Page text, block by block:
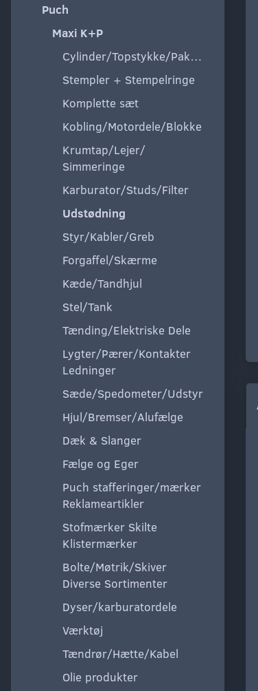
Puch
Maxi K+P
Cylinder/Topstykke/Pakning
Stempler + Stempelringe
Komplette sæt
Kobling/Motordele/Blokke
Krumtap/Lejer/
Simmeringe
Karburator/Studs/Filter
Udstødning
Styr/Kabler/Greb
Forgaffel/Skærme
Kæde/Tandhjul
Stel/Tank
Tænding/Elektriske Dele
Lygter/Pærer/Kontakter
Ledninger
Sæde/Spedometer/Udstyr
Hjul/Bremser/Alufælge
Dæk & Slanger
Fælge og Eger
Puch stafferinger/mærker
Reklameartikler
Stofmærker Skilte
Klistermærker
Bolte/Møtrik/Skiver
Diverse Sortimenter
Dyser/karburatordele
Værktøj
Tændrør/Hætte/Kabel
Olie produkter